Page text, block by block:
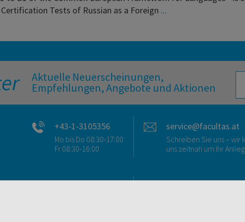
Tests of Russian as a Foreign ...
Aktuelle Neuerscheinungen,
Empfehlungen, Angebote und Aktionen
+43-1-3105356
Mo bis Do 08:30-17:00
Fr 08:30-16:00
service@facultas.at
Schreiben Sie uns – wir
uns zeitnah um Ihr